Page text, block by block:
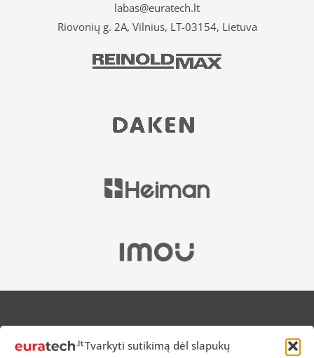
Tvarkyti sutikimą dėl slapukų
labas@euratech.lt
Riovonių g. 2A, Vilnius, LT-03154, Lietuva
APIE MUS
NUOLAIDOS HEROJAMS